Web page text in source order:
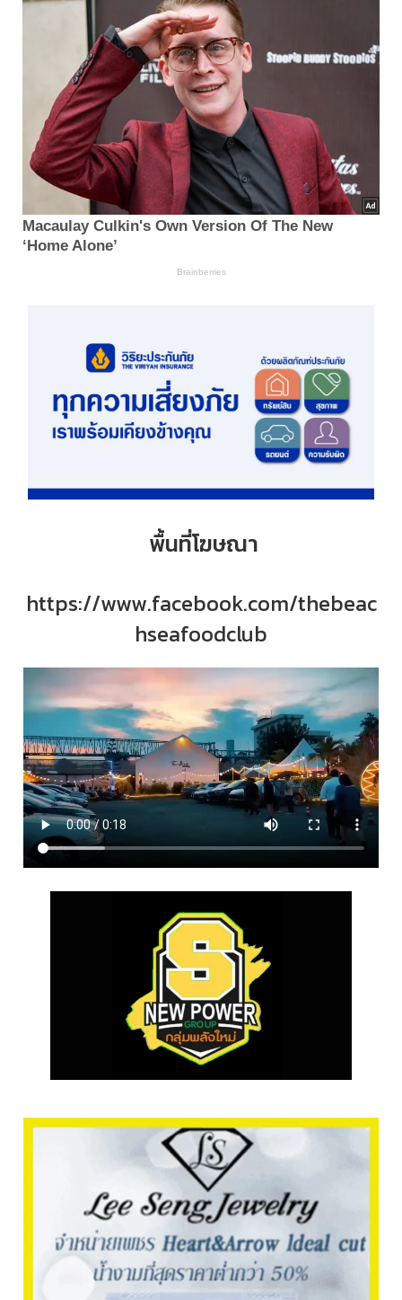
พื้นที่โฆษณา
https://www.facebook.com/thebeac
hseafoodclub